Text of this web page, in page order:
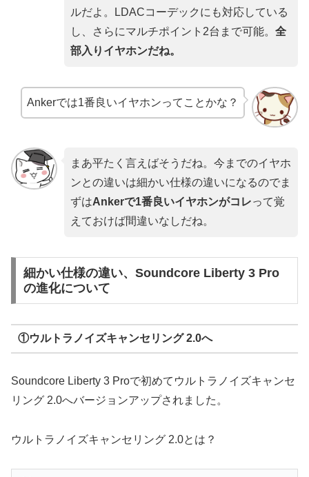
ルだよ。LDACコーデックにも対応している
し、さらにマルチポイント2台まで可能。 全
部入りイヤホンだね。
Ankerでは1番良いイヤホンってことかな？
まあ平たく言えばそうだね。今までのイヤホ
ンとの違いは細かい仕様の違いになるのでま
ずはAnkerで1番良いイヤホンがコレって覚
えておけば間違いなしだね。
細かい仕様の違い、Soundcore Liberty 3 Pro
の進化について
①ウルトラノイズキャンセリング 2.0へ
Soundcore Liberty 3 Proで初めてウルトラノイズキャンセ
リング 2.0へバージョンアップされました。
ウルトラノイズキャンセリング 2.0とは？